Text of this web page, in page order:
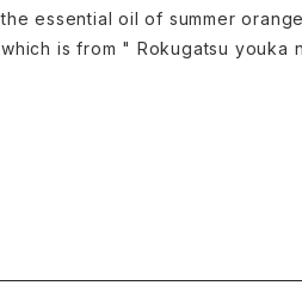
the essential oil of summer
which is from " Rokugatsu youka